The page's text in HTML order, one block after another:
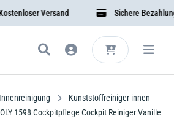
Versand Sichere Bezahlung
Innenreinigung
Kunststoffreiniger innen
1598 Cockpitpflege Cockpit Reiniger Vanille